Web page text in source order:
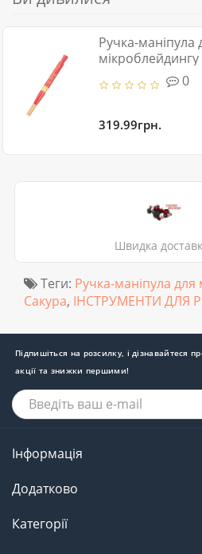
Ручка-маніпула
0
319.99грн.
Швидка
Теги: Ручка-маніпула для
Сакура, ІНСТРУМЕНТИ ДЛЯ
Підпишіться на розсилку, і дізнавайтеся
акції та знижки першими!
Інформація
Додатково
Категорії